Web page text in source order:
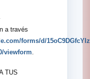
a través
forms/d/
viewform
TUS